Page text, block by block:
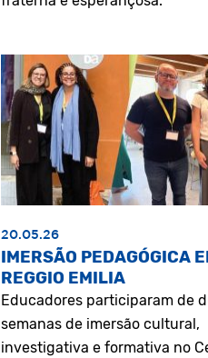
20.05.26
IMERSÃO PEDAGÓGICA
REGGIO EMILIA
Educadores participaram de
semanas de imersão cultural,
investigativa e formativa no